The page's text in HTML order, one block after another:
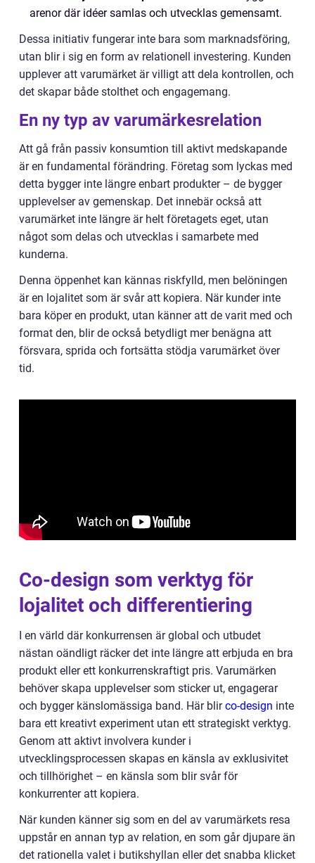
arenor där idéer samlas och utvecklas gemensamt.
Dessa initiativ fungerar inte bara som marknadsföring,
utan blir i sig en form av relationell investering. Kunden
upplever att varumärket är villigt att dela kontrollen, och
det skapar både stolthet och engagemang.
En ny typ av varumärkesrelation
Att gå från passiv konsumtion till aktivt medskapande
är en fundamental förändring. Företag som lyckas med
detta bygger inte längre enbart produkter – de bygger
upplevelser av gemenskap. Det innebär också att
varumärket inte längre är helt företagets eget, utan
något som delas och utvecklas i samarbete med
kunderna.
Denna öppenhet kan kännas riskfylld, men belöningen
är en lojalitet som är svår att kopiera. När kunder inte
bara köper en produkt, utan känner att de varit med och
format den, blir de också betydligt mer benägna att
försvara, sprida och fortsätta stödja varumärket över
tid.
Co-design som verktyg för
lojalitet och differentiering
I en värld där konkurrensen är global och utbudet
nästan oändligt räcker det inte längre att erbjuda en bra
produkt eller ett konkurrenskraftigt pris. Varumärken
behöver skapa upplevelser som sticker ut, engagerar
och bygger känslomässiga band. Här blirco-design inte
bara ett kreativt experiment utan ett strategiskt verktyg.
Genom att aktivt involvera kunder i
utvecklingsprocessen skapas en känsla av exklusivitet
och tillhörighet – en känsla som blir svår för
konkurrenter att kopiera.
När kunden känner sig som en del av varumärkets resa
uppstår en annan typ av relation, en som går djupare än
det rationella valet i butikshyllan eller det snabba klicket